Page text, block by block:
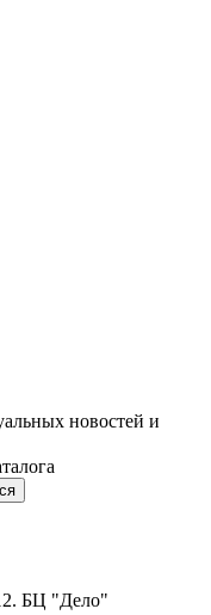
новостей и
БЦ "Дело"